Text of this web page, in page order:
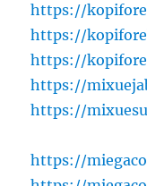
https://
https://
https://
https://
https://
https://